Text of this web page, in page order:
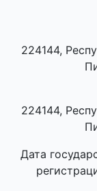
224144,
224144,
Дата